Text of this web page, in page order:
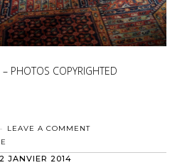
PHOTOS COPYRIGHTED
LEAVE A COMMENT
JANVIER 2014